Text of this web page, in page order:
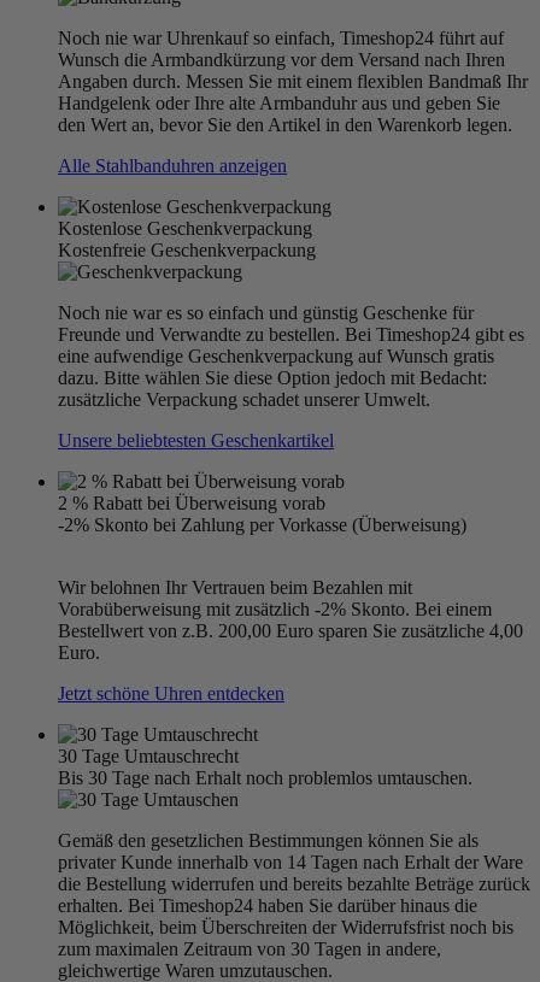
Noch nie war Uhrenkauf so einfach, Timeshop24 führt auf
Wunsch die Armbandkürzung vor dem Versand nach Ihren
Angaben durch. Messen Sie mit einem flexiblen Bandmaß Ihr
Handgelenk oder Ihre alte Armbanduhr aus und geben Sie
den Wert an, bevor Sie den Artikel in den Warenkorb legen.
Alle Stahlbanduhren anzeigen
Kostenlose Geschenkverpackung
Kostenfreie Geschenkverpackung
Noch nie war es so einfach und günstig Geschenke für
Freunde und Verwandte zu bestellen. Bei Timeshop24 gibt es
eine aufwendige Geschenkverpackung auf Wunsch gratis
dazu. Bitte wählen Sie diese Option jedoch mit Bedacht:
zusätzliche Verpackung schadet unserer Umwelt.
Unsere beliebtesten Geschenkartikel
2 % Rabatt bei Überweisung vorab
-2% Skonto bei Zahlung per Vorkasse (Überweisung)
Wir belohnen Ihr Vertrauen beim Bezahlen mit
Vorabüberweisung mit zusätzlich -2% Skonto. Bei einem
Bestellwert von z.B. 200,00 Euro sparen Sie zusätzliche 4,00
Euro.
Jetzt schöne Uhren entdecken
30 Tage Umtauschrecht
Bis 30 Tage nach Erhalt noch problemlos umtauschen.
Gemäß den gesetzlichen Bestimmungen können Sie als
privater Kunde innerhalb von 14 Tagen nach Erhalt der Ware
die Bestellung widerrufen und bereits bezahlte Beträge zurück
erhalten. Bei Timeshop24 haben Sie darüber hinaus die
Möglichkeit, beim Überschreiten der Widerrufsfrist noch bis
zum maximalen Zeitraum von 30 Tagen in andere,
gleichwertige Waren umzutauschen.